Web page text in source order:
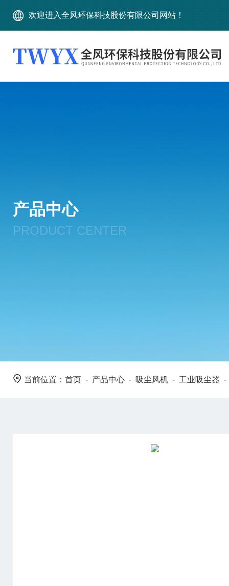
欢迎进入全风环保科技股份有限公司网站！
产品中心
PRODUCT CENTER
当前位置： 首页 - 产品中心 - 吸尘风机 - 工业吸尘器